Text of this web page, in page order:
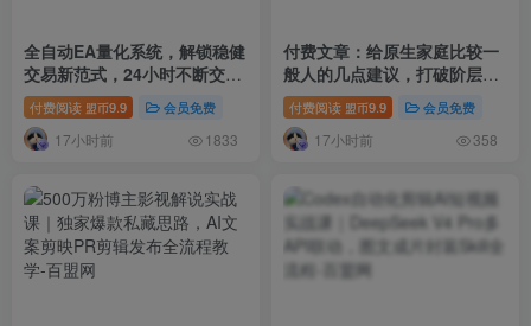
全自动EA量化系统，解锁稳健
交易新范式，24小时不断交
易，日入500+，当天收益当天
到账，无需熬夜盯盘，解放双
手，时间自由【揭秘】
付费阅读 盟币9.9 会员免费
17小时前 1833
付费文章：给原生家庭比较一
般人的几点建议，打破阶层局
限，实现个人与家族代际向上
跃升
付费阅读 盟币9.9 会员免费
17小时前 358